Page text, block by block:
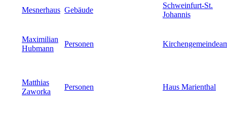
Mesnerhaus Gebäude
Schweinfurt-St.
Johannis
Maximilian
Hubmann
Personen
Matthias
Zaworka
Personen Haus Marienthal